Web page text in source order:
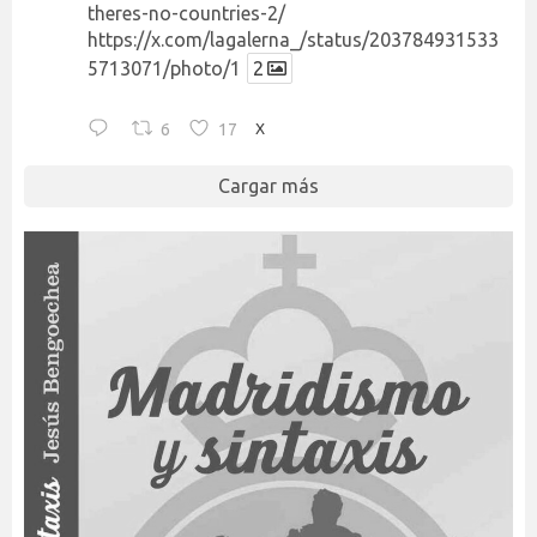
theres-no-countries-2/
https://x.com/lagalerna_/status/203784931533
5713071/photo/1
2
6 17 X
Cargar más